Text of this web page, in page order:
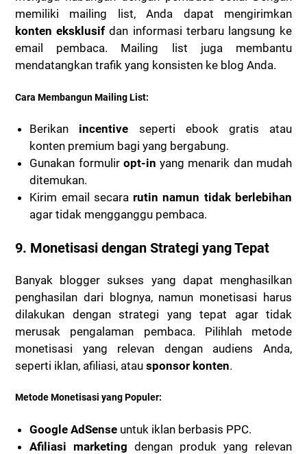
memiliki mailing list, Anda dapat mengirimkan
konten eksklusif dan informasi terbaru langsung ke
email pembaca. Mailing list juga membantu
mendatangkan trafik yang konsisten ke blog Anda.
Cara Membangun Mailing List:
Berikan incentive seperti ebook gratis atau
konten premium bagi yang bergabung.
Gunakan formulir opt-in yang menarik dan mudah
ditemukan.
Kirim email secara rutin namun tidak berlebihan
agar tidak mengganggu pembaca.
9. Monetisasi dengan Strategi yang Tepat
Banyak blogger sukses yang dapat menghasilkan
penghasilan dari blognya, namun monetisasi harus
dilakukan dengan strategi yang tepat agar tidak
merusak pengalaman pembaca. Pilihlah metode
monetisasi yang relevan dengan audiens Anda,
seperti iklan, afiliasi, atau sponsor konten.
Metode Monetisasi yang Populer:
Google AdSense untuk iklan berbasis PPC.
Afiliasi marketing dengan produk yang relevan